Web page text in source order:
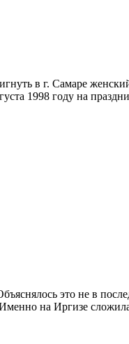
в г. Самаре
1998 году на
это не в
на Иргизе